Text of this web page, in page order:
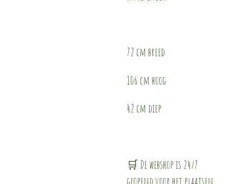
72 cm breed
106 cm hoog
42 cm diep
🛒 De webshop is 24/7
geopend voor het plaatsen